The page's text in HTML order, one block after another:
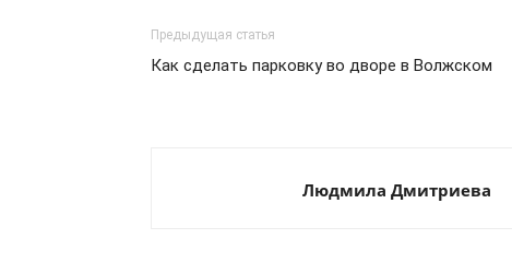
Предыдущая статья
Как сделать парковку во дворе в Волжском
Людмила Дмитриева